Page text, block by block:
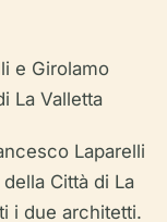
Laparelli
Città di La
i due architetti.